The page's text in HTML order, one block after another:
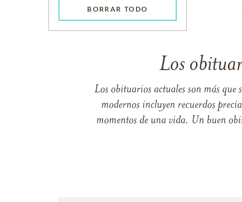
BORRAR TODO
Los
Los obituarios actuales son más
modernos incluyen recuerdos
momentos de una vida. Un buen